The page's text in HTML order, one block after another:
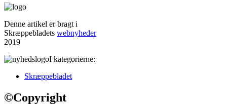
Denne artikel er bragt i
Skræppebladets webnyheder
2019
I kategorierne:
Skræppe­bladet
©Copyright